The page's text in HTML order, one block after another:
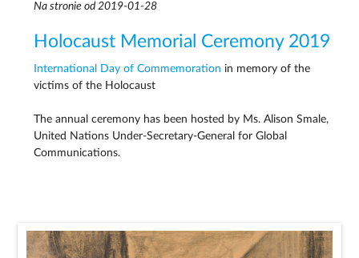
Na stronie od 2019-01-28
Holocaust Memorial Ceremony 2019
International Day of Commemoration in memory of the
victims of the Holocaust
The annual ceremony has been hosted by Ms. Alison Smale,
United Nations Under-Secretary-General for Global
Communications.